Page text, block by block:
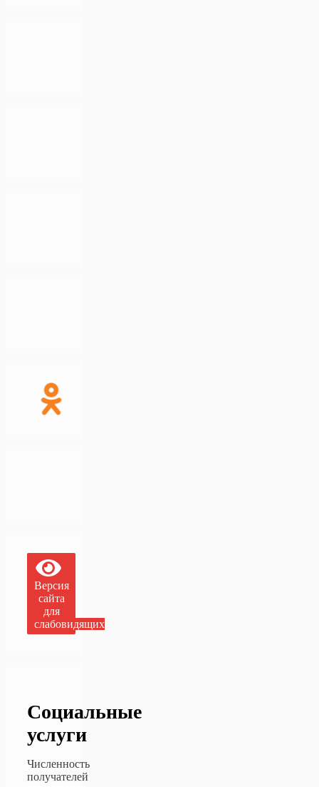
Версия
сайта
для
слабовидящих
Социальные
услуги
Численность
получателей